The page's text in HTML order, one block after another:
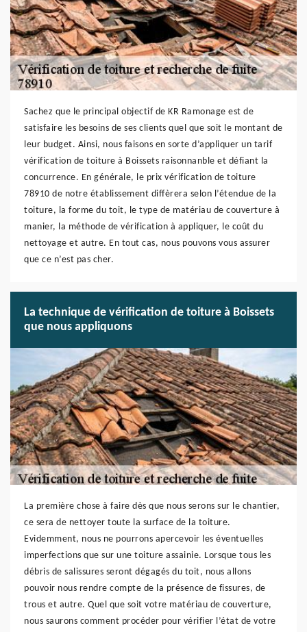
Sachez que le principal objectif de KR Ramonage est de
satisfaire les besoins de ses clients quel que soit le montant de
leur budget. Ainsi, nous faisons en sorte d’appliquer un tarif
vérification de toiture à Boissets raisonnanble et défiant la
concurrence. En générale, le prix vérification de toiture
78910 de notre établissement diffèrera selon l’étendue de la
toiture, la forme du toit, le type de matériau de couverture à
manier, la méthode de vérification à appliquer, le coût du
nettoyage et autre. En tout cas, nous pouvons vous assurer
que ce n’est pas cher.
La technique de vérification de toiture à Boissets
que nous appliquons
La première chose à faire dès que nous serons sur le chantier,
ce sera de nettoyer toute la surface de la toiture.
Evidemment, nous ne pourrons apercevoir les éventuelles
imperfections que sur une toiture assainie. Lorsque tous les
débris de salissures seront dégagés du toit, nous allons
pouvoir nous rendre compte de la présence de fissures, de
trous et autre. Quel que soit votre matériau de couverture,
nous saurons comment procéder pour vérifier l’état de votre